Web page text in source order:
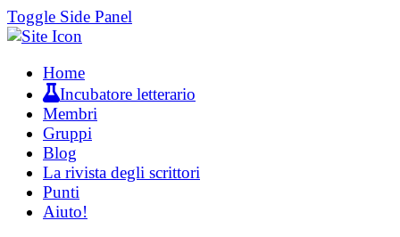
Toggle Side Panel
Home
Incubatore letterario
Membri
Gruppi
Blog
La rivista degli scrittori
Punti
Aiuto!